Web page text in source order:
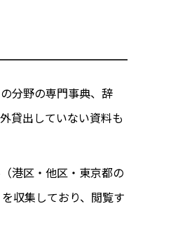
分野の専門事典、辞
貸出していない資料も
港区・他区・東京都の
収集しており、閲覧す